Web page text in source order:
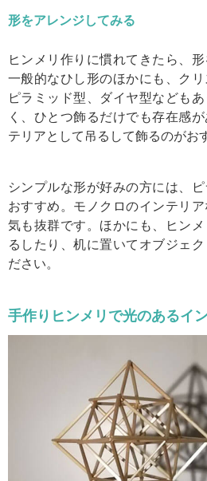
形をアレンジしてみる
ヒンメリ作りに慣れてきたら、
一般的なひし形のほかにも、クリ
ピラミッド型、ダイヤ型なども
く、ひとつ飾るだけでも存在感
テリアとして吊るして飾るのがお
シンプルな形が好みの方には、
おすすめ。モノクロのインテリ
気も抜群です。ほかにも、ヒン
るしたり、机に置いてオブジェ
ださい。
手作りヒンメリで光のあるイ